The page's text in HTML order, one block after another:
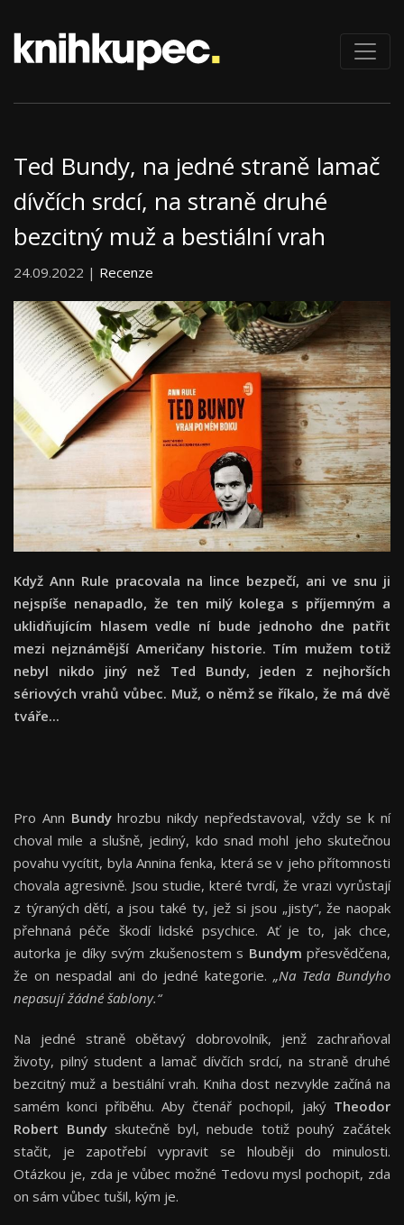
Ted Bundy, na jedné straně lamač
dívčích srdcí, na straně druhé
bezcitný muž a bestiální vrah
24.09.2022 | Recenze
Když Ann Rule pracovala na lince bezpečí, ani ve snu ji
nejspíše nenapadlo, že ten milý kolega s příjemným a
uklidňujícím hlasem vedle ní bude jednoho dne patřit
mezi nejznámější Američany historie. Tím mužem totiž
nebyl nikdo jiný než Ted Bundy, jeden z nejhorších
sériových vrahů vůbec. Muž, o němž se říkalo, že má dvě
tváře...
Pro Ann Bundyhrozbu nikdy nepředstavoval, vždy se k ní
choval mile a slušně, jediný, kdo snad mohl jeho skutečnou
povahu vycítit, byla Annina fenka, která se v jeho přítomnosti
chovala agresivně. Jsou studie, které tvrdí, že vrazi vyrůstají
z týraných dětí, a jsou také ty, jež si jsou „jisty“, že naopak
přehnaná péče škodí lidské psychice. Ať je to, jak chce,
autorka je díky svým zkušenostem s Bundym přesvědčena,
že on nespadal ani do jedné kategorie.„Na Teda Bundyho
nepasují žádné šablony.“
Na jedné straně obětavý dobrovolník, jenž zachraňoval
životy, pilný student a lamač dívčích srdcí, na straně druhé
bezcitný muž a bestiální vrah. Kniha dost nezvykle začíná na
samém konci příběhu. Aby čtenář pochopil, jaký Theodor
Robert Bundyskutečně byl, nebude totiž pouhý začátek
stačit, je zapotřebí vypravit se hlouběji do minulosti.
Otázkou je, zda je vůbec možné Tedovu mysl pochopit, zda
on sám vůbec tušil, kým je.